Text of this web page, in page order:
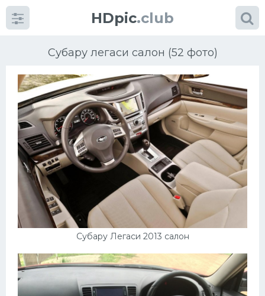
HDpic.club
Субару легаси салон (52 фото)
Субару Легаси 2013 салон
Категории
Разное
Автомобили
Красивые фото машин
Ниссан
Пежо